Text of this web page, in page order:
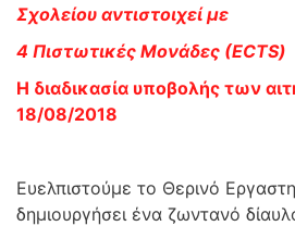
Σχολείου αντιστοιχεί με
4 Πιστωτικές Μονάδες (ΕCTS)
Η διαδικασία υποβολής των
18/08/2018
Ευελπιστούμε το Θερινό
δημιουργήσει ένα ζωντανό